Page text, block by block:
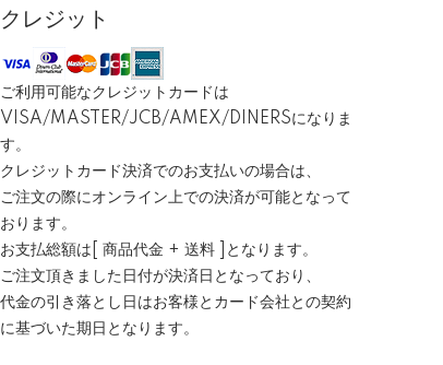
クレジット
ご利用可能なクレジットカードは
VISA/MASTER/JCB/AMEX/DINERSになりま
す。
クレジットカード決済でのお支払いの場合は、
ご注文の際にオンライン上での決済が可能となって
おります。
お支払総額は[ 商品代金 + 送料 ]となります。
ご注文頂きました日付が決済日となっており、
代金の引き落とし日はお客様とカード会社との契約
に基づいた期日となります。